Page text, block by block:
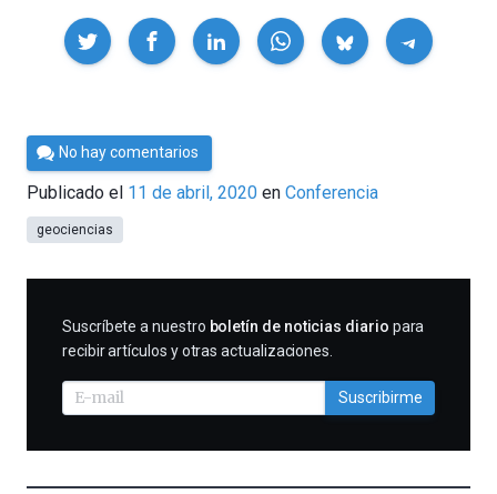
Compartir
Por
César
Tomé
No hay comentarios
Publicado el 11 de abril, 2020 en Conferencia
geociencias
SUSCRIBIRME
Suscríbete a nuestro boletín de noticias diario para
recibir artículos y otras actualizaciones.
Suscribirme